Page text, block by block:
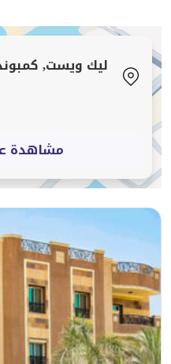
ليك ويست,
مشاهدة